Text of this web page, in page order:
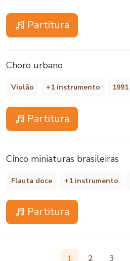
Partitura
Choro urbano
Violão +1 instrumento 1991
Partitura
Cinco miniaturas brasileiras
Flauta doce +1 instrumento
Partitura
1 2 3